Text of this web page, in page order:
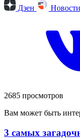
Дзен Новости
2685 просмотров
Вам может быть
3 самых